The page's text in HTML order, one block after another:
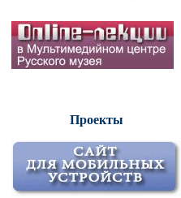
Проекты